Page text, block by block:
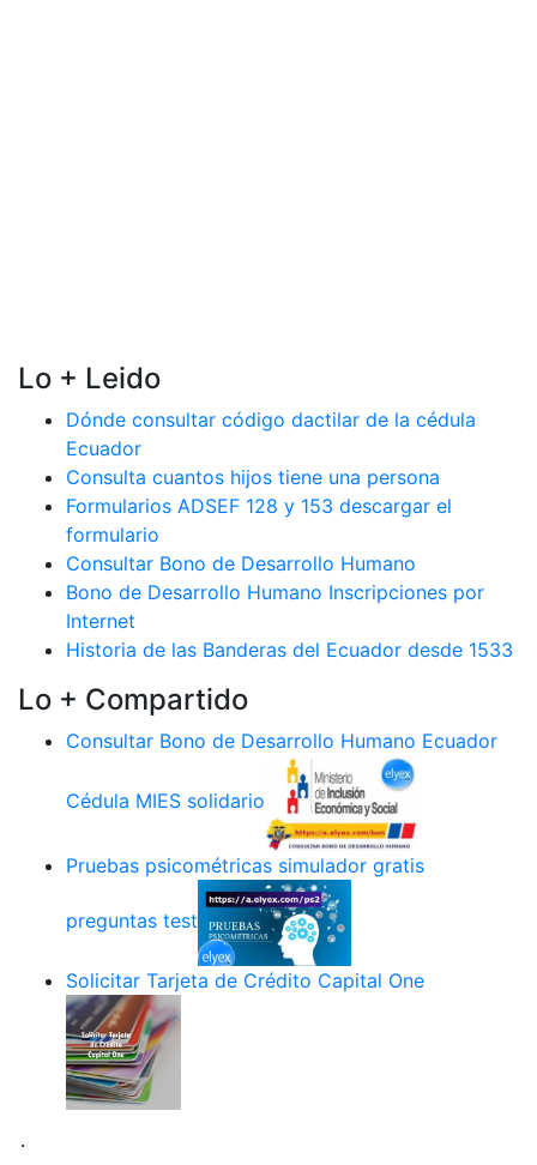
Lo + Leido
Dónde consultar código dactilar de la cédula
Ecuador
Consulta cuantos hijos tiene una persona
Formularios ADSEF 128 y 153 descargar el
formulario
Consultar Bono de Desarrollo Humano
Bono de Desarrollo Humano Inscripciones por
Internet
Historia de las Banderas del Ecuador desde 1533
Lo + Compartido
Consultar Bono de Desarrollo Humano Ecuador
Cédula MIES solidario
Pruebas psicométricas simulador gratis
preguntas test
Solicitar Tarjeta de Crédito Capital One
.